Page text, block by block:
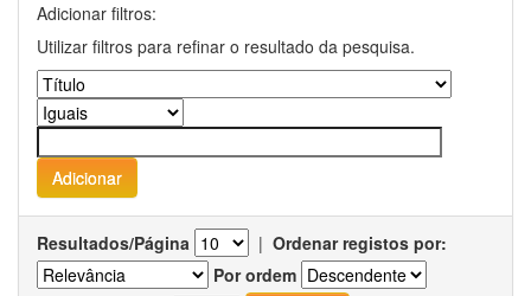
Adicionar filtros:
Utilizar filtros para refinar o resultado da pesquisa.
Resultados/Página | Ordenar registos por:
Por ordem